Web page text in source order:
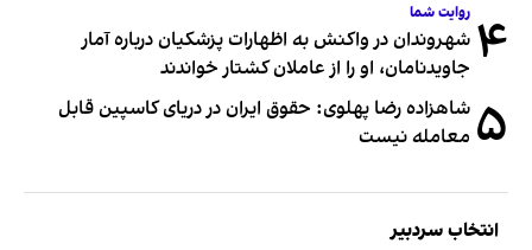
۴ روایت شما
شهروندان در واکنش به اظهارات پزشکیان درباره آمار
جاویدنامان، او را از عاملان کشتار خواندند
۵ شاهزاده رضا پهلوی: حقوق ایران در دریای کاسپین قابل
معامله نیست
انتخاب سردبیر